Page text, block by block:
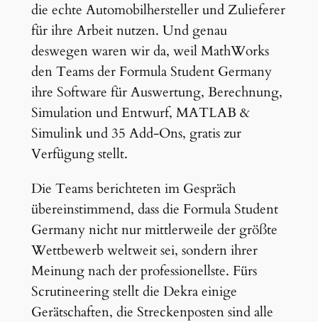
die echte Automobilhersteller und Zulieferer
für ihre Arbeit nutzen. Und genau
deswegen waren wir da, weil MathWorks
den Teams der Formula Student Germany
ihre Software für Auswertung, Berechnung,
Simulation und Entwurf, MATLAB &
Simulink und 35 Add-Ons, gratis zur
Verfügung stellt.
Die Teams berichteten im Gespräch
übereinstimmend, dass die Formula Student
Germany nicht nur mittlerweile der größte
Wettbewerb weltweit sei, sondern ihrer
Meinung nach der professionellste. Fürs
Scrutineering stellt die Dekra einige
Gerätschaften, die Streckenposten sind alle